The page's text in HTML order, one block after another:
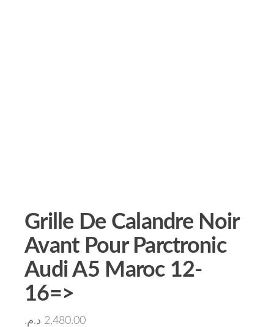
Grille De Calandre Noir
Avant Pour Parctronic
Audi A5 Maroc 12-
16=>
2,480.00 د.م.